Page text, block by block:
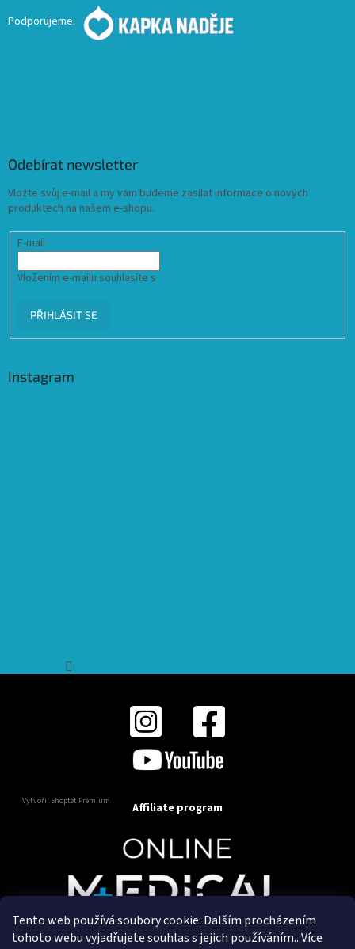
Tento web používá soubory cookie. Dalším procházením
tohoto webu vyjadřujete souhlas s jejich používáním.. Více
Podporujeme:
Odebírat newsletter
Vložte svůj e-mail a my vám budeme zasílat informace o nových
produktech na našem e-shopu.
E-mail
Vložením e-mailu souhlasíte s
PŘIHLÁSIT SE
Instagram
Vytvořil Shoptet Premium Affiliate program
Copyright 2025OnlineMedical.cz. Všechna práva